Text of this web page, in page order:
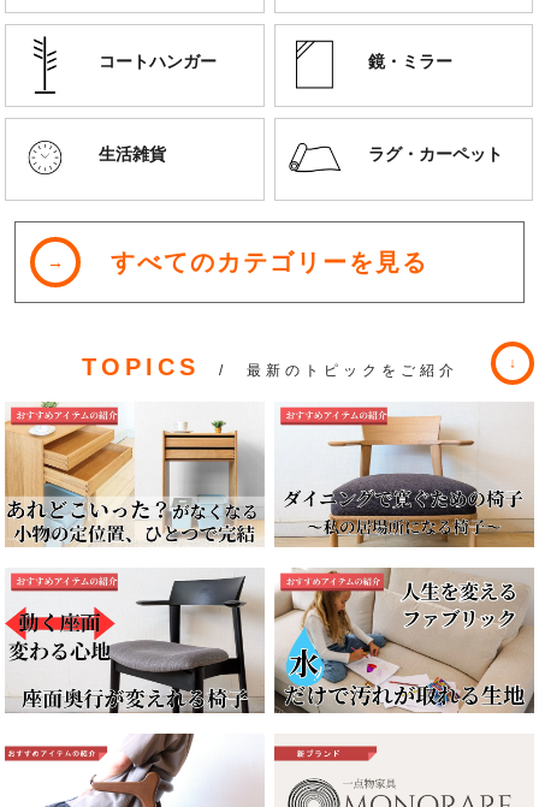
コートハンガー 鏡・ミラー
生活雑貨 ラグ・カーペット
すべてのカテゴリーを見る
TOPICS / 最新のトピックをご紹介